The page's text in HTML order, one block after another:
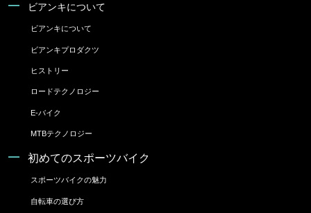
ビアンキについて
ビアンキについて
ビアンキプロダクツ
ヒストリー
ロードテクノロジー
E-バイク
MTBテクノロジー
初めてのスポーツバイク
スポーツバイクの魅力
自転車の選び方